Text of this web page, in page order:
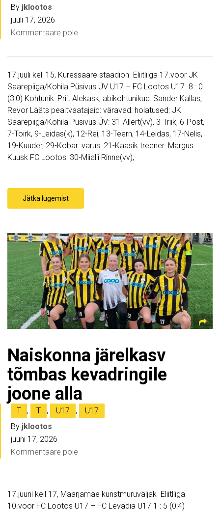
By jklootos
juuli 17, 2026
Kommentaare pole
17.juuli kell 15, Kuressaare staadion Eliitliiga 17.voor JK
Saarepiiga/Kohila Püsivus ÜV U17 – FC Lootos U17 8 : 0
(3:0) Kohtunik: Priit Alekask, abikohtunikud: Sander Kallas,
Revor Lääts pealtvaatajaid: väravad: hoiatused: JK
Saarepiiga/Kohila Püsivus ÜV: 31-Allert(vv), 3-Triik, 6-Post,
7-Toirk, 9-Leidas(k), 12-Rei, 13-Teern, 14-Leidas, 17-Nelis,
19-Kuuder, 29-Kobar. varus: 21-Kaasik treener: Margus
Kuusk FC Lootos: 30-Miialii Rinne(vv),
Jätka lugemist
Naiskonna järelkasv
tõmbas kevadringile
joone alla
T , T , U17 ,
U17
By jklootos
juuni 17, 2026
Kommentaare pole
17.juuni kell 17, Maarjamäe kunstmuruväljak Eliitliiga
10.voor FC Lootos U17 – FC Levadia U17 1 : 5 (0:4)